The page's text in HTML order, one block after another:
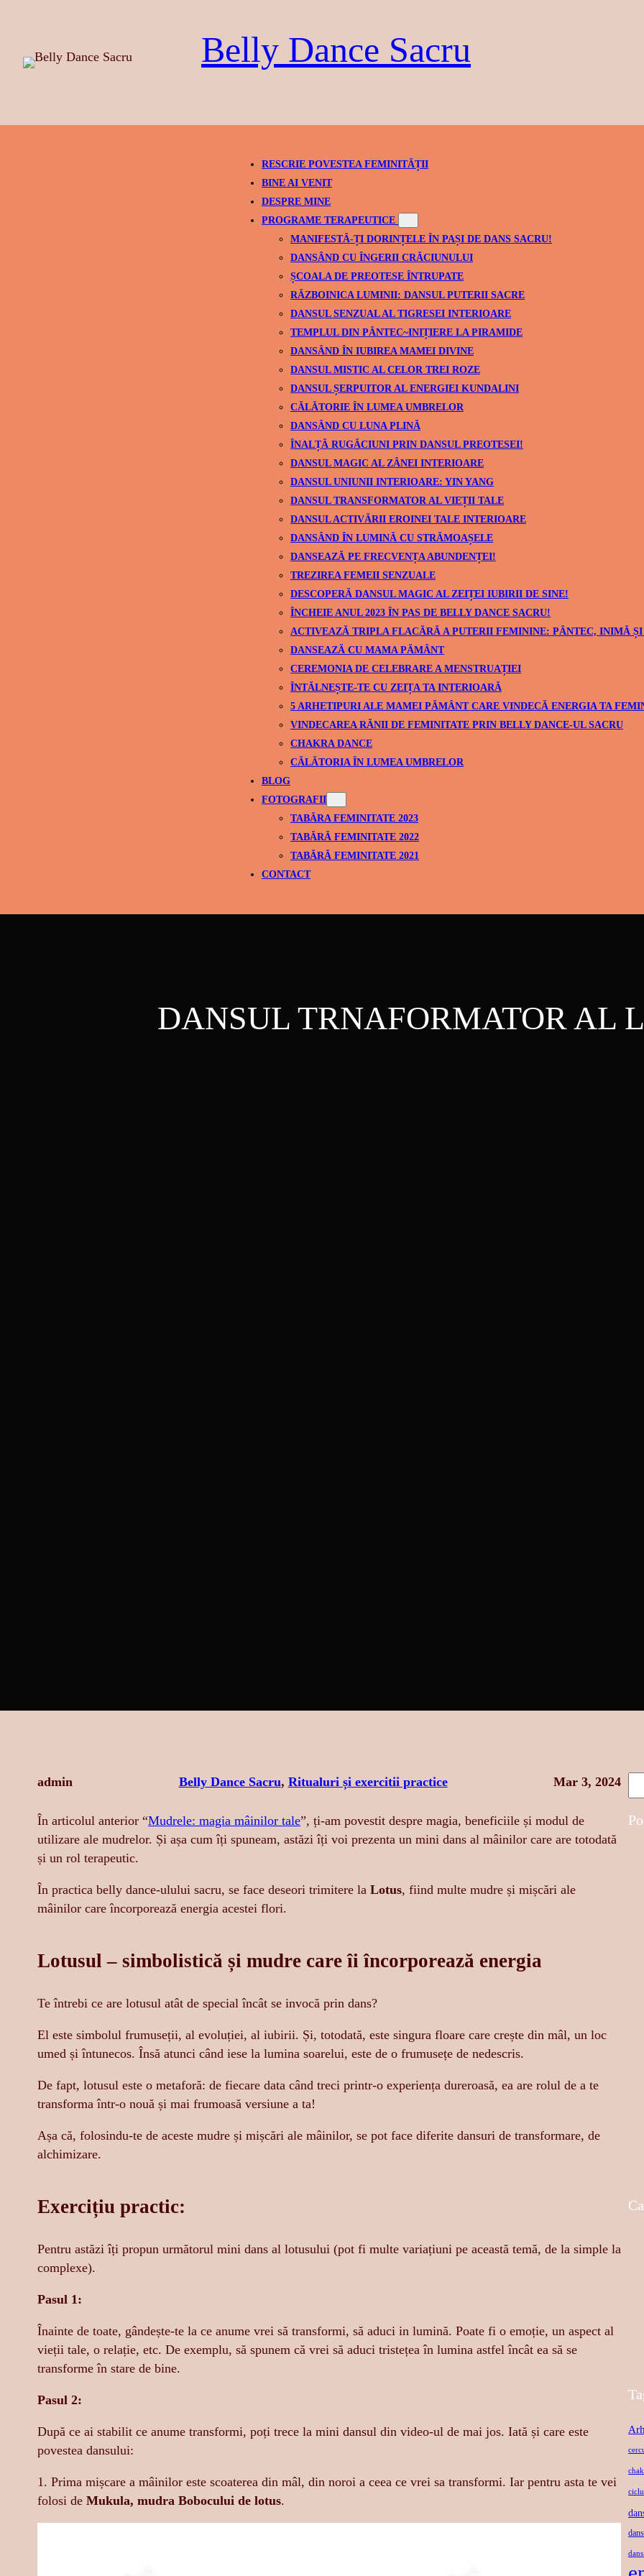
Belly Dance Sacru
RESCRIE POVESTEA FEMINITĂȚII
BINE AI VENIT
DESPRE MINE
PROGRAME TERAPEUTICE
MANIFESTĂ-ȚI DORINȚELE ÎN PAȘI DE DANS SACRU!
DANSÂND CU ÎNGERII CRĂCIUNULUI
ȘCOALA DE PREOTESE ÎNTRUPATE
RĂZBOINICA LUMINII: DANSUL PUTERII SACRE
DANSUL SENZUAL AL TIGRESEI INTERIOARE
TEMPLUL DIN PÂNTEC~INIȚIERE LA PIRAMIDE
DANSÂND ÎN IUBIREA MAMEI DIVINE
DANSUL MISTIC AL CELOR TREI ROZE
DANSUL ȘERPUITOR AL ENERGIEI KUNDALINI
CĂLĂTORIE ÎN LUMEA UMBRELOR
DANSÂND CU LUNA PLINĂ
ÎNALȚĂ RUGĂCIUNI PRIN DANSUL PREOTESEI!
DANSUL MAGIC AL ZÂNEI INTERIOARE
DANSUL UNIUNII INTERIOARE: YIN YANG
DANSUL TRANSFORMATOR AL VIEȚII TALE
DANSUL ACTIVĂRII EROINEI TALE INTERIOARE
DANSÂND ÎN LUMINĂ CU STRĂMOAȘELE
DANSEAZĂ PE FRECVENȚA ABUNDENȚEI!
TREZIREA FEMEII SENZUALE
DESCOPERĂ DANSUL MAGIC AL ZEIȚEI IUBIRII DE SINE!
ÎNCHEIE ANUL 2023 ÎN PAS DE BELLY DANCE SACRU!
ACTIVEAZĂ TRIPLA FLACĂRĂ A PUTERII FEMININE: PÂNTEC, INIMĂ
DANSEAZĂ CU MAMA PĂMÂNT
CEREMONIA DE CELEBRARE A MENSTRUAȚIEI
ÎNTĂLNEȘTE-TE CU ZEIȚA TA INTERIOARĂ
5 ARHETIPURI ALE MAMEI PĂMÂNT CARE VINDECĂ ENERGIA TA
VINDECAREA RĂNII DE FEMINITATE PRIN BELLY DANCE-UL SACRU
CHAKRA DANCE
CĂLĂTORIA ÎN LUMEA UMBRELOR
BLOG
FOTOGRAFII
TABĂRA FEMINITATE 2023
TABĂRĂ FEMINITATE 2022
TABĂRĂ FEMINITATE 2021
CONTACT
DANSUL TRNAFORMATOR AL
admin Belly Dance Sacru, Ritualuri și exercitii practice Mar 3, 2024
În articolul anterior “Mudrele: magia mâinilor tale”, ți-am povestit despre magia, beneficiile și modul de
utilizare ale mudrelor. Și așa cum îți spuneam, astăzi îți voi prezenta un mini dans al mâinilor care are totodată
și un rol terapeutic.
În practica belly dance-ulului sacru, se face deseori trimitere la Lotus, fiind multe mudre și mișcări ale
mâinilor care încorporează energia acestei flori.
Lotusul – simbolistică și mudre care îi încorporează energia
Te întrebi ce are lotusul atât de special încât se invocă prin dans?
El este simbolul frumuseții, al evoluției, al iubirii. Și, totodată, este singura floare care crește din mâl, un loc
umed și întunecos. Însă atunci când iese la lumina soarelui, este de o frumusețe de nedescris.
De fapt, lotusul este o metaforă: de fiecare data când treci printr-o experiența dureroasă, ea are rolul de a te
transforma într-o nouă și mai frumoasă versiune a ta!
Așa că, folosindu-te de aceste mudre și mișcări ale mâinilor, se pot face diferite dansuri de transformare, de
alchimizare.
Exercițiu practic:
Pentru astăzi îți propun următorul mini dans al lotusului (pot fi multe variațiuni pe această temă, de la simple la
complexe).
Pasul 1:
Înainte de toate, gândește-te la ce anume vrei să transformi, să aduci in lumină. Poate fi o emoție, un aspect al
vieții tale, o relație, etc. De exemplu, să spunem că vrei să aduci tristețea în lumina astfel încât ea să se
transforme în stare de bine.
Pasul 2:
După ce ai stabilit ce anume transformi, poți trece la mini dansul din video-ul de mai jos. Iată și care este
povestea dansului:
1. Prima mișcare a mâinilor este scoaterea din mâl, din noroi a ceea ce vrei sa transformi. Iar pentru asta te vei
folosi de Mukula, mudra Bobocului de lotus.
e
a